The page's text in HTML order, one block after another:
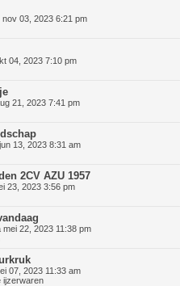
nov 03, 2023 6:21 pm
04, 2023 7:10 pm
21, 2023 7:41 pm
13, 2023 8:31 am
2CV AZU 1957
23, 2023 3:56 pm
mei 22, 2023 11:38 pm
07, 2023 11:33 am
ijzerwaren